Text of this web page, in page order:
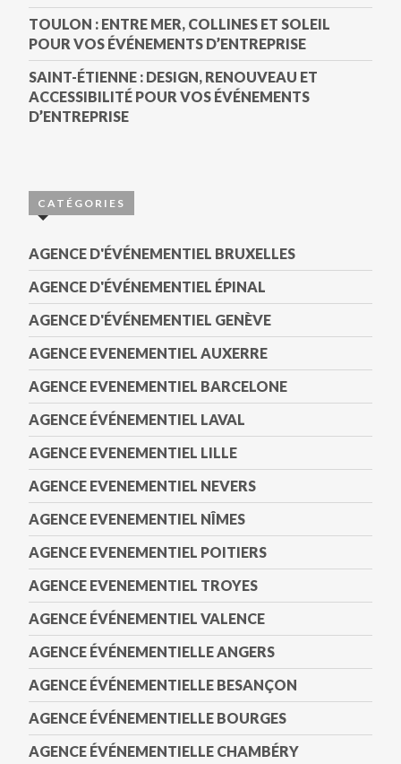
TOULON : ENTRE MER, COLLINES ET SOLEIL
POUR VOS ÉVÉNEMENTS D’ENTREPRISE
SAINT-ÉTIENNE : DESIGN, RENOUVEAU ET
ACCESSIBILITÉ POUR VOS ÉVÉNEMENTS
D’ENTREPRISE
CATÉGORIES
AGENCE D'ÉVÉNEMENTIEL BRUXELLES
AGENCE D'ÉVÉNEMENTIEL ÉPINAL
AGENCE D'ÉVÉNEMENTIEL GENÈVE
AGENCE EVENEMENTIEL AUXERRE
AGENCE EVENEMENTIEL BARCELONE
AGENCE ÉVÉNEMENTIEL LAVAL
AGENCE EVENEMENTIEL LILLE
AGENCE EVENEMENTIEL NEVERS
AGENCE EVENEMENTIEL NÎMES
AGENCE EVENEMENTIEL POITIERS
AGENCE EVENEMENTIEL TROYES
AGENCE ÉVÉNEMENTIEL VALENCE
AGENCE ÉVÉNEMENTIELLE ANGERS
AGENCE ÉVÉNEMENTIELLE BESANÇON
AGENCE ÉVÉNEMENTIELLE BOURGES
AGENCE ÉVÉNEMENTIELLE CHAMBÉRY